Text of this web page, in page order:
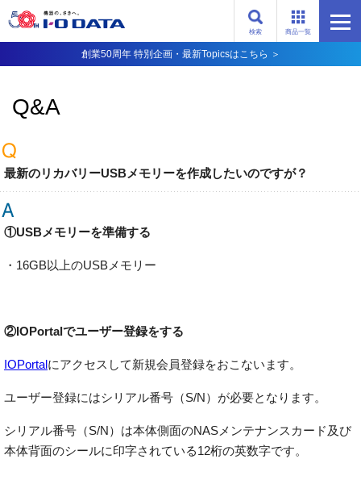
商品一覧
検索
創業50周年 特別企画・最新Topicsはこちら ＞
Q&A
最新のリカバリーUSBメモリーを作成したいのですが？
①USBメモリーを準備する
・16GB以上のUSBメモリー
②IOPortalでユーザー登録をする
IOPortalにアクセスして新規会員登録をおこないます。
ユーザー登録にはシリアル番号（S/N）が必要となります。
シリアル番号（S/N）は本体側面のNASメンテナンスカード及び
本体背面のシールに印字されている12桁の英数字です。